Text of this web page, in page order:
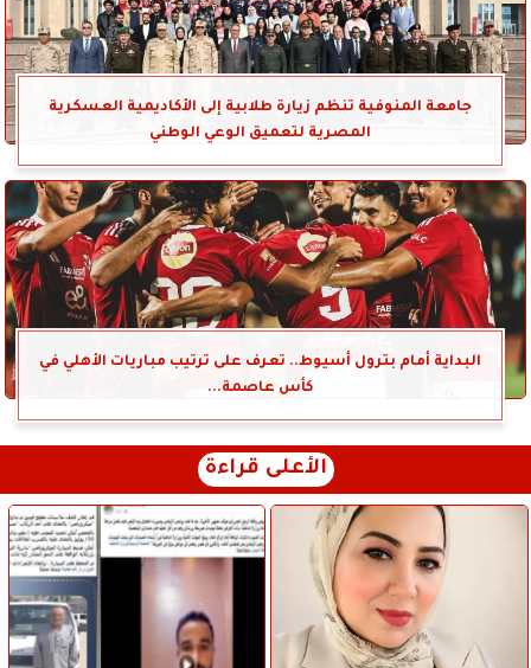
جامعة المنوفية تنظم زيارة طلابية إلى الأكاديمية العسكرية
المصرية لتعميق الوعي الوطني
البداية أمام بترول أسيوط.. تعرف على ترتيب مباريات الأهلي في
كأس عاصمة...
الأعلى قراءة